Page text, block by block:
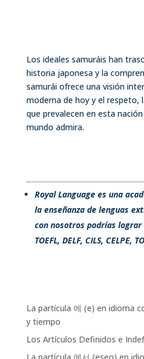
Los ideales samuráis han
historia japonesa y la
samurái ofrece una visión
moderna de hoy y el respeto,
que prevalecen en esta
mundo admira.
Royal Language es una
la enseñanza de lenguas
con nosotros podrías
TOEFL, DELF, CILS, CELPE,
La partícula 에 (e) en idioma
y tiempo
Los Artículos Definidos e